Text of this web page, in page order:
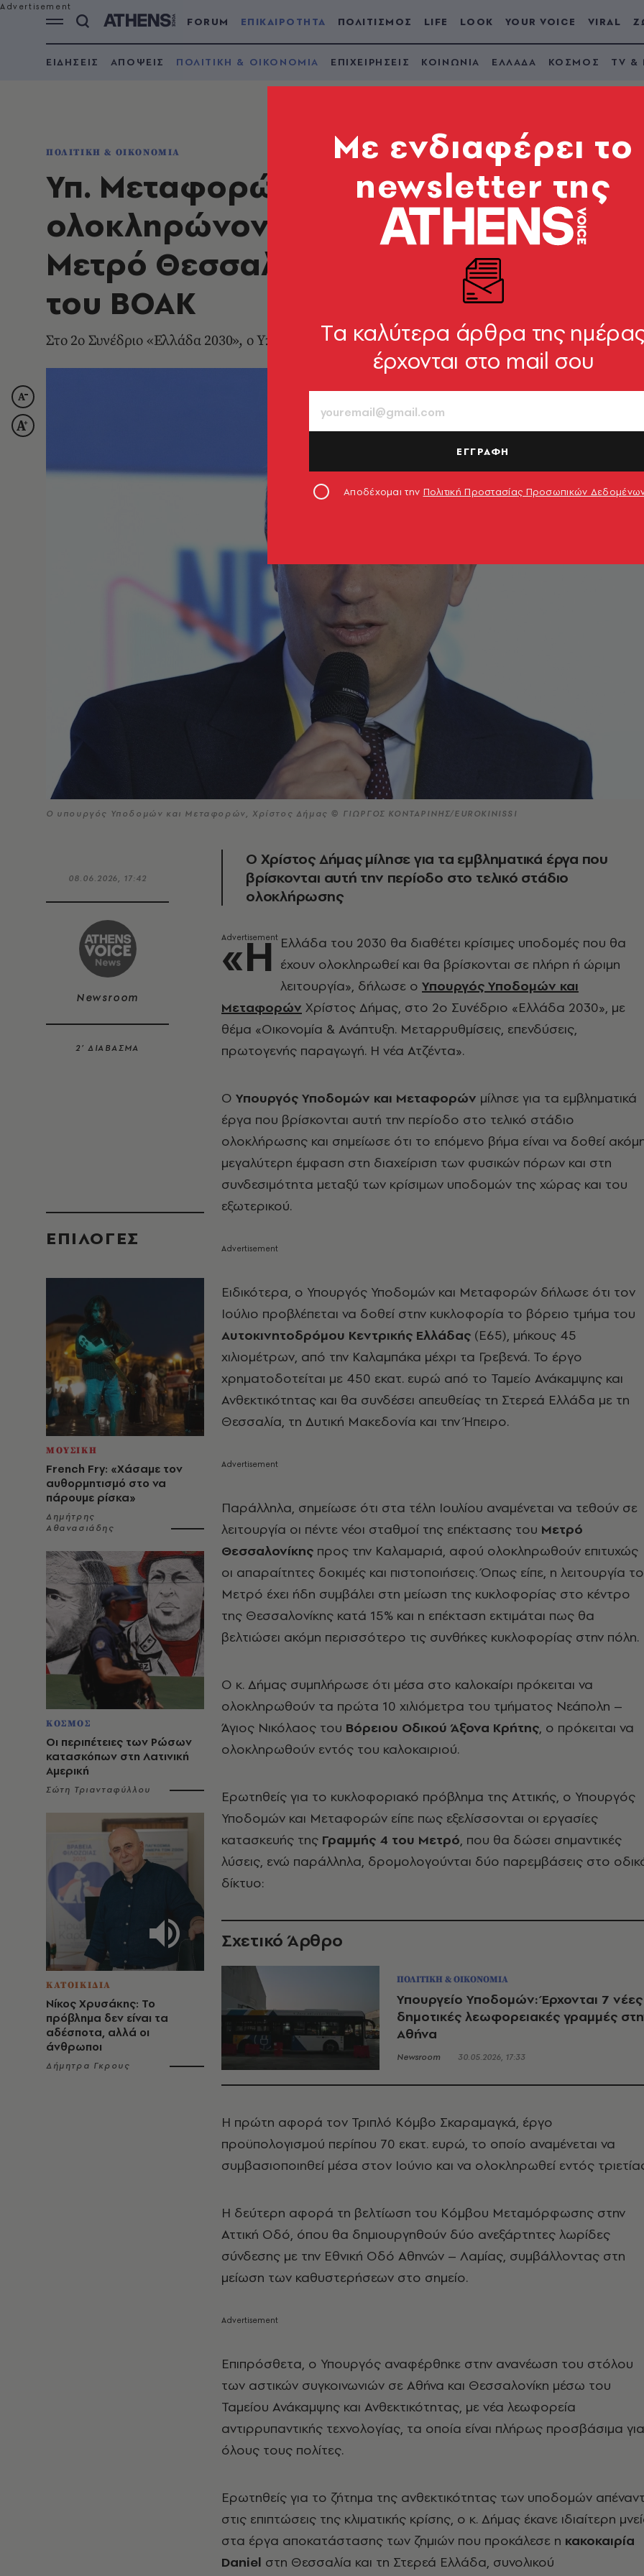
FORUM ΕΠΙΚΑΙΡΟΤΗΤΑ ΠΟΛΙΤΙΣΜΟΣ LIFE LOOK YOUR VOICE VIRAL
ΕΙΔΗΣΕΙΣ ΑΠΟΨΕΙΣ ΠΟΛΙΤΙΚΗ & ΟΙΚΟΝΟΜΙΑ ΕΠΙΧΕΙΡΗΣΕΙΣ ΚΟΙΝΩΝΙΑ ΕΛΛΑΔΑ ΚΟΣΜΟΣ TV &
ΠΟΛΙΤΙΚΗ & ΟΙΚΟΝΟΜΙΑ
Υπ. Μεταφορών: Το καλοκαίρι
ολοκληρώνονται ο Ε65, η επέκταση
Μετρό Θεσσαλονίκης και τα πρώτα 10
του ΒΟΑΚ
Στο 2ο Συνέδριο «Ελλάδα 2030», ο Υπουργός Υποδομών και Μεταφορών Χρίστος Δήμας
Ο υπουργός Υποδομών και Μεταφορών, Χρίστος Δήμας © ΓΙΩΡΓΟΣ ΚΟΝΤΑΡΙΝΗΣ/EUROKINISSI
08.06.2026, 17:42
Newsroom
2’ ΔΙΑΒΑΣΜΑ
EΠΙΛΟΓΈΣ
ΜΟΥΣΙΚΗ
French Fry: «Χάσαμε τον
αυθορμητισμό στο να
πάρουμε ρίσκα»
Δημήτρης
Αθανασιάδης
ΚΟΣΜΟΣ
Οι περιπέτειες των Ρώσων
κατασκόπων στη Λατινική
Αμερική
Σώτη Τριανταφύλλου
ΚΑΤΟΙΚΙΔΙΑ
Νίκος Χρυσάκης: Το
πρόβλημα δεν είναι τα
αδέσποτα, αλλά οι
άνθρωποι
Δήμητρα Γκρους
Ο Χρίστος Δήμας μίλησε για τα εμβληματικά έργα που
βρίσκονται αυτή την περίοδο στο τελικό στάδιο
ολοκλήρωσης
«Η Ελλάδα του 2030 θα διαθέτει κρίσιμες υποδομές που θα
έχουν ολοκληρωθεί και θα βρίσκονται σε πλήρη ή ώριμη
λειτουργία», δήλωσε ο Υπουργός Υποδομών και
Μεταφορών Χρίστος Δήμας, στο 2ο Συνέδριο «Ελλάδα 2030», με
θέμα «Οικονομία & Ανάπτυξη. Μεταρρυθμίσεις, επενδύσεις,
πρωτογενής παραγωγή. Η νέα Ατζέντα».
Ο Υπουργός Υποδομών και Μεταφορών μίλησε για τα εμβληματικά
έργα που βρίσκονται αυτή την περίοδο στο τελικό στάδιο
ολοκλήρωσης και σημείωσε ότι το επόμενο βήμα είναι να δοθεί
μεγαλύτερη έμφαση στη διαχείριση των φυσικών πόρων και στη
συνδεσιμότητα μεταξύ των κρίσιμων υποδομών της χώρας και του
εξωτερικού.
Ειδικότερα, ο Υπουργός Υποδομών και Μεταφορών δήλωσε ότι τον
Ιούλιο προβλέπεται να δοθεί στην κυκλοφορία το βόρειο τμήμα του
Αυτοκινητοδρόμου Κεντρικής Ελλάδας (Ε65), μήκους 45
χιλιομέτρων, από την Καλαμπάκα μέχρι τα Γρεβενά. Το έργο
χρηματοδοτείται με 450 εκατ. ευρώ από το Ταμείο Ανάκαμψης και
Ανθεκτικότητας και θα συνδέσει απευθείας τη Στερεά Ελλάδα με τη
Θεσσαλία, τη Δυτική Μακεδονία και την Ήπειρο.
Παράλληλα, σημείωσε ότι στα τέλη Ιουλίου αναμένεται να τεθούν σε
λειτουργία οι πέντε νέοι σταθμοί της επέκτασης του Μετρό
Θεσσαλονίκης προς την Καλαμαριά, αφού ολοκληρωθούν επιτυχώς
οι απαραίτητες δοκιμές και πιστοποιήσεις. Όπως είπε, η λειτουργία
Μετρό έχει ήδη συμβάλει στη μείωση της κυκλοφορίας στο κέντρο
της Θεσσαλονίκης κατά 15% και η επέκταση εκτιμάται πως θα
βελτιώσει ακόμη περισσότερο τις συνθήκες κυκλοφορίας στην πόλη.
Ο κ. Δήμας συμπλήρωσε ότι μέσα στο καλοκαίρι πρόκειται να
ολοκληρωθούν τα πρώτα 10 χιλιόμετρα του τμήματος Νεάπολη –
Άγιος Νικόλαος του Βόρειου Οδικού Άξονα Κρήτης, ο πρόκειται να
ολοκληρωθούν εντός του καλοκαιριού.
Ερωτηθείς για το κυκλοφοριακό πρόβλημα της Αττικής, ο Υπουργός
Υποδομών και Μεταφορών είπε πως εξελίσσονται οι εργασίες
κατασκευής της Γραμμής 4 του Μετρό, που θα δώσει σημαντικές
λύσεις, ενώ παράλληλα, δρομολογούνται δύο παρεμβάσεις στο
δίκτυο:
Σχετικό Άρθρο
ΠΟΛΙΤΙΚΗ & ΟΙΚΟΝΟΜΙΑ
Υπουργείο Υποδομών: Έρχονται 7 νέες
δημοτικές λεωφορειακές γραμμές
Αθήνα
Newsroom 30.05.2026, 17:33
Η πρώτη αφορά τον Τριπλό Κόμβο Σκαραμαγκά, έργο
προϋπολογισμού περίπου 70 εκατ. ευρώ, το οποίο αναμένεται να
συμβασιοποιηθεί μέσα στον Ιούνιο και να ολοκληρωθεί εντός
Η δεύτερη αφορά τη βελτίωση του Κόμβου Μεταμόρφωσης στην
Αττική Οδό, όπου θα δημιουργηθούν δύο ανεξάρτητες λωρίδες
σύνδεσης με την Εθνική Οδό Αθηνών – Λαμίας, συμβάλλοντας στη
μείωση των καθυστερήσεων στο σημείο.
Επιπρόσθετα, ο Υπουργός αναφέρθηκε στην ανανέωση του στόλου
των αστικών συγκοινωνιών σε Αθήνα και Θεσσαλονίκη μέσω του
Ταμείου Ανάκαμψης και Ανθεκτικότητας, με νέα λεωφορεία
αντιρρυπαντικής τεχνολογίας, τα οποία είναι πλήρως προσβάσιμα για
όλους τους πολίτες.
Ερωτηθείς για το ζήτημα της ανθεκτικότητας των υποδομών
στις επιπτώσεις της κλιματικής κρίσης, ο κ. Δήμας έκανε ιδιαίτερη
στα έργα αποκατάστασης των ζημιών που προκάλεσε η κακοκαιρία
Daniel στη Θεσσαλία και τη Στερεά Ελλάδα, συνολικού
Mε ενδιαφέρει το
newsletter της
Tα καλύτερα άρθρα της
έρχονται στο mail σου
ΕΓΓΡΑΦΗ
Αποδέχομαι την Πολιτική Προστασίας Προσωπικών